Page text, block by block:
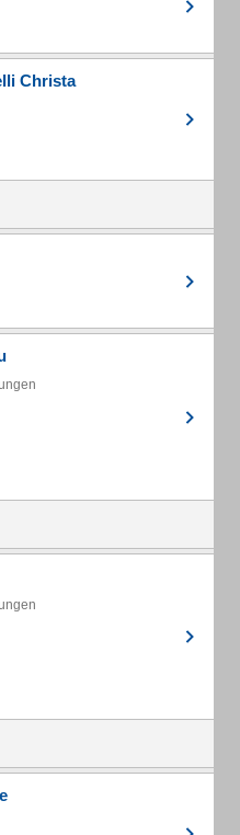
Christa